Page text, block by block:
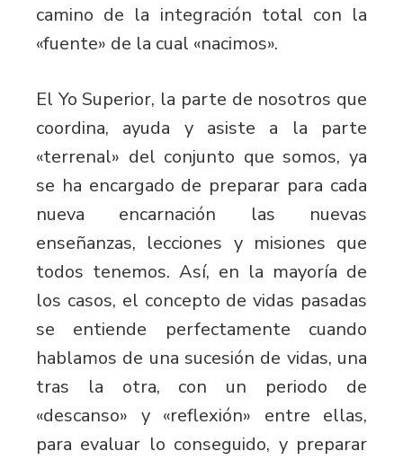
camino de la integración total con la
«fuente» de la cual «nacimos».
El Yo Superior, la parte de nosotros que
coordina, ayuda y asiste a la parte
«terrenal» del conjunto que somos, ya
se ha encargado de preparar para cada
nueva encarnación las nuevas
enseñanzas, lecciones y misiones que
todos tenemos. Así, en la mayoría de
los casos, el concepto de vidas pasadas
se entiende perfectamente cuando
hablamos de una sucesión de vidas, una
tras la otra, con un periodo de
«descanso» y «reflexión» entre ellas,
para evaluar lo conseguido, y preparar